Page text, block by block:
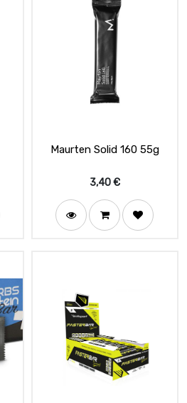
Maurten Solid 160 55g
3,40€